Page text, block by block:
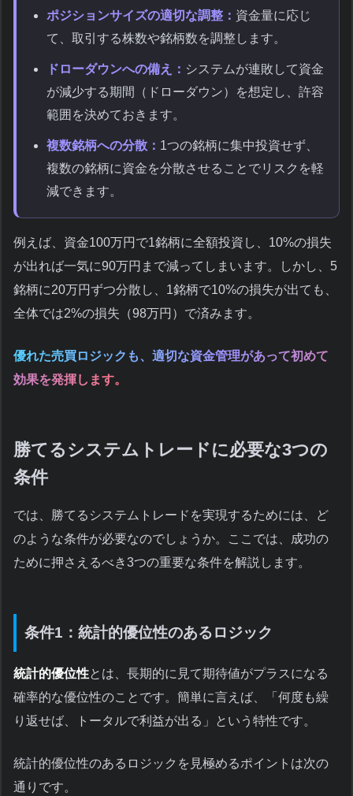
ポジションサイズの適切な調整： 資金量に応じ
て、取引する株数や銘柄数を調整します。
ドローダウンへの備え： システムが連敗して資金
が減少する期間（ドローダウン）を想定し、許容
範囲を決めておきます。
複数銘柄への分散： 1つの銘柄に集中投資せず、
複数の銘柄に資金を分散させることでリスクを軽
減できます。
例えば、資金100万円で1銘柄に全額投資し、10%の損失
が出れば一気に90万円まで減ってしまいます。しかし、5
銘柄に20万円ずつ分散し、1銘柄で10%の損失が出ても、
全体では2%の損失（98万円）で済みます。
優れた売買ロジックも、適切な資金管理があって初めて
効果を発揮します。
勝てるシステムトレードに必要な3つの
条件
では、勝てるシステムトレードを実現するためには、ど
のような条件が必要なのでしょうか。ここでは、成功の
ために押さえるべき3つの重要な条件を解説します。
条件1：統計的優位性のあるロジック
統計的優位性とは、長期的に見て期待値がプラスになる
確率的な優位性のことです。簡単に言えば、「何度も繰
り返せば、トータルで利益が出る」という特性です。
統計的優位性のあるロジックを見極めるポイントは次の
通りです。